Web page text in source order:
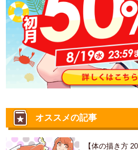
オススメの記事
【体の描き方